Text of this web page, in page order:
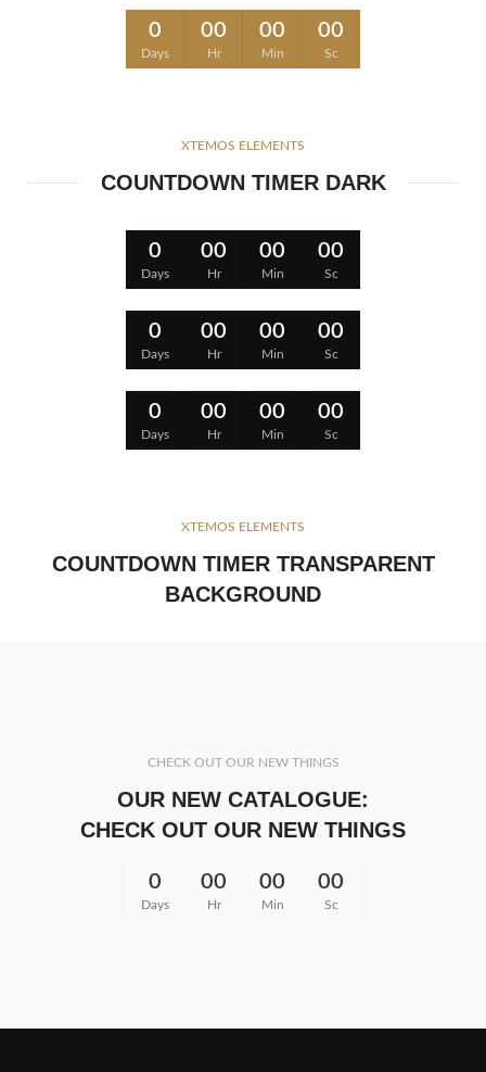
0
Days
00
Hr
00
Min
00
Sc
XTEMOS ELEMENTS
COUNTDOWN TIMER DARK
0
Days
00
Hr
00
Min
00
Sc
0
Days
00
Hr
00
Min
00
Sc
0
Days
00
Hr
00
Min
00
Sc
XTEMOS ELEMENTS
COUNTDOWN TIMER TRANSPARENT
BACKGROUND
CHECK OUT OUR NEW THINGS
OUR NEW CATALOGUE:
CHECK OUT OUR NEW THINGS
0
Days
00
Hr
00
Min
00
Sc